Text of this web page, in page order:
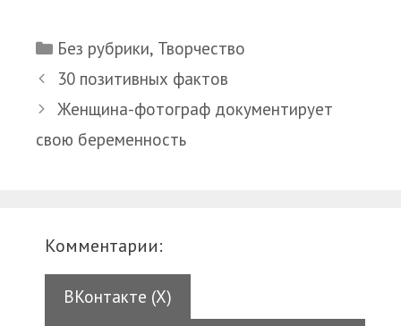
Рубрики
Без рубрики, Творчество
30 позитивных фактов
Женщина-фотограф документирует
свою беременность
Комментарии:
ВКонтакте (X)